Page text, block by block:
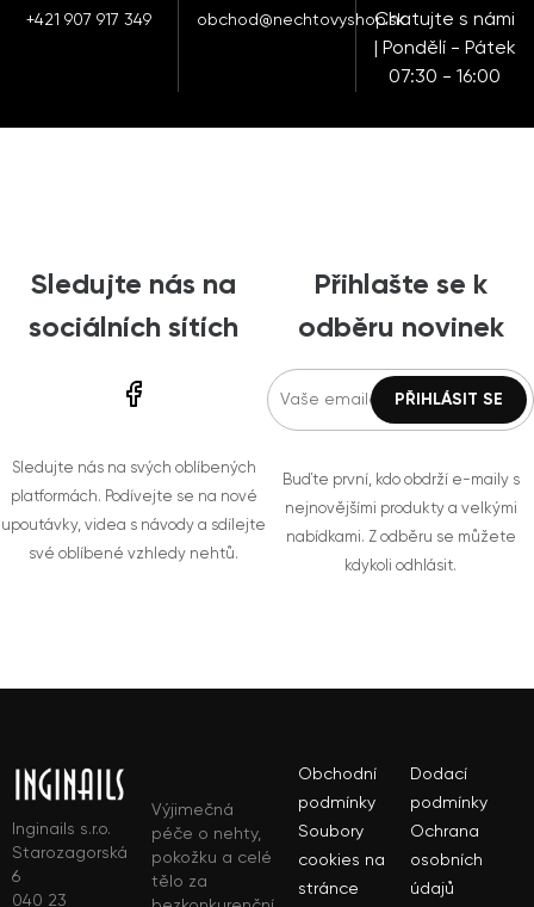
+421 907 917 349 obchod@nechtovyshop.skChatujte s námi
| Pondělí - Pátek
07:30 - 16:00
Sledujte nás na
sociálních sítích
Sledujte nás na svých oblíbených
platformách. Podívejte se na nové
upoutávky, videa s návody a sdílejte
své oblíbené vzhledy nehtů.
Přihlašte se k
odběru novinek
Buďte první, kdo obdrží e-maily s
nejnovějšími produkty a velkými
nabídkami. Z odběru se můžete
kdykoli odhlásit.
Inginails s.r.o.
Starozagorská
6
040 23
Výjimečná
péče o nehty,
pokožku a celé
tělo za
Obchodní
podmínky
Dodací
podmínky
Soubory
cookies na
stránce
Ochrana
osobních
údajů